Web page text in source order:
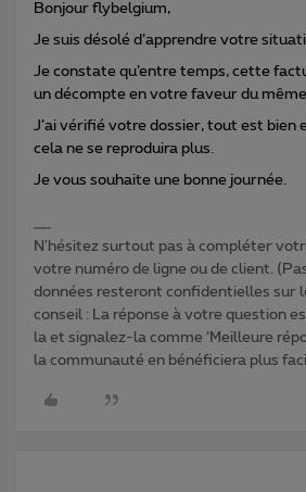
Bonjour flybelgium,
Je suis désolé d’apprendre votre
Je constate qu’entre temps, cette
un décompte en votre faveur du
J’ai vérifié votre dossier, tout est bien
cela ne se reproduira plus.
Je vous souhaite une bonne journée.
N'hésitez surtout pas à compléter
votre numéro de ligne ou de client.
données resteront confidentielles sur
conseil : La réponse à votre question
la et signalez-la comme ‘Meilleure
la communauté en bénéficiera plus